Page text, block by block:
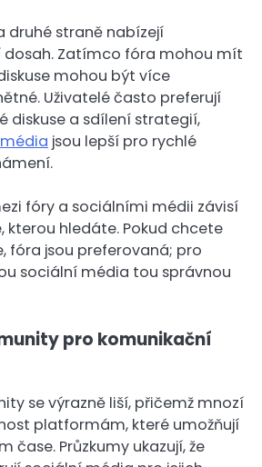
druhé straně nabízejí
dosah. Zatímco fóra mohou mít
mohou být více
Uživatelé často preferují
diskuse a sdílení strategií,
jsou lepší pro rychlé
fóry a sociálními médii závisí
kterou hledáte. Pokud chcete
fóra jsou preferovaná; pro
sociální média tou správnou
pro komunikační
se výrazně liší, přičemž mnozí
platformám, které umožňují
čase. Průzkumy ukazují, že